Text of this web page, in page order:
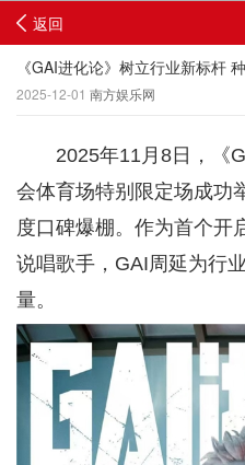
返回
《GAI进化论》树立行业新标杆
2025-12-01 南方娱乐网
2025年11月8日，《
会体育场特别限定场成功
度口碑爆棚。作为首个开
说唱歌手，GAI周延为行
量。